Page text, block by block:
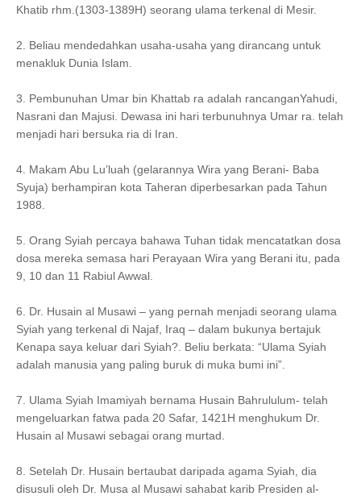
Khatib rhm.(1303-1389H) seorang ulama terkenal di Mesir.
2. Beliau mendedahkan usaha-usaha yang dirancang untuk
menakluk Dunia Islam.
3. Pembunuhan Umar bin Khattab ra adalah rancanganYahudi,
Nasrani dan Majusi. Dewasa ini hari terbunuhnya Umar ra. telah
menjadi hari bersuka ria di Iran.
4. Makam Abu Lu’luah (gelarannya Wira yang Berani- Baba
Syuja) berhampiran kota Taheran diperbesarkan pada Tahun
1988.
5. Orang Syiah percaya bahawa Tuhan tidak mencatatkan dosa
dosa mereka semasa hari Perayaan Wira yang Berani itu, pada
9, 10 dan 11 Rabiul Awwal.
6. Dr. Husain al Musawi – yang pernah menjadi seorang ulama
Syiah yang terkenal di Najaf, Iraq – dalam bukunya bertajuk
Kenapa saya keluar dari Syiah?. Beliu berkata: “Ulama Syiah
adalah manusia yang paling buruk di muka bumi ini”.
7. Ulama Syiah Imamiyah bernama Husain Bahrululum- telah
mengeluarkan fatwa pada 20 Safar, 1421H menghukum Dr.
Husain al Musawi sebagai orang murtad.
8. Setelah Dr. Husain bertaubat daripada agama Syiah, dia
disusuli oleh Dr. Musa al Musawi sahabat karib Presiden al-